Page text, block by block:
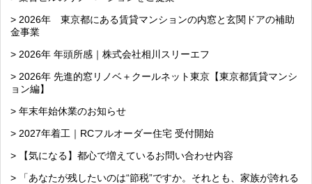
> 2026年 東京都にある賃貸マンションの内窓と玄関ドアの補助
金事業
> 2026年 年頭所感｜株式会社相川スリーエフ
> 2026年 先進的窓リノベ＋クールネット東京【東京都賃貸マンシ
ョン編】
> 年末年始休業のお知らせ
> 2027年着工｜RCフルオーダー住宅 受付開始
> 【気になる】都心で増えているお問い合わせ内容
> 「あなたが残したいのは“節税”ですか。それとも、家族が誇れる